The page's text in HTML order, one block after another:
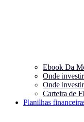
Ebook Da
Onde investir
Onde
Carteira de
Planilhas